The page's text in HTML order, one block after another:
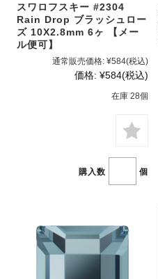
スワロフスキー #2304
Rain Drop ブラッシュロー
ズ 10X2.8mm 6ヶ 【メー
ル便可】
通常販売価格: ¥584(税込)
価格: ¥584(税込)
在庫 28個
購入数 個